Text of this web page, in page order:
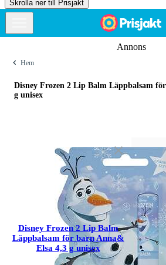
Skrolla ner till Prisjakt
Annons
Hem
Disney Frozen 2 Lip Balm Läppbalsam
g unisex
Disney Frozen 2 Lip Balm
Läppbalsam för barn Anna&
Elsa 4,3 g unisex